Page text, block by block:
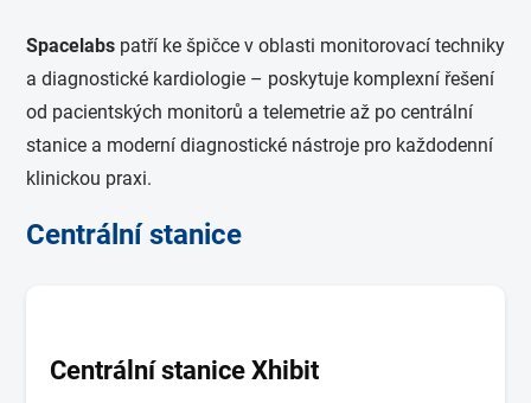
Spacelabs patří ke špičce v oblasti monitorovací techniky
a diagnostické kardiologie – poskytuje komplexní řešení
od pacientských monitorů a telemetrie až po centrální
stanice a moderní diagnostické nástroje pro každodenní
klinickou praxi.
Centrální stanice
Centrální stanice Xhibit